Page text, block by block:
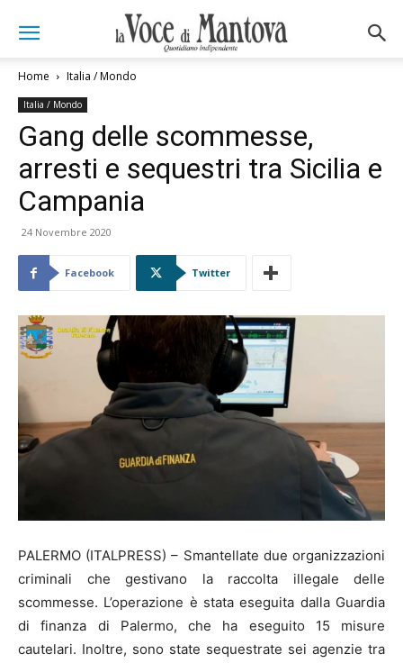
Home Italia / Mondo
Italia / Mondo
Gang delle scommesse,
arresti e sequestri tra Sicilia e
Campania
24 Novembre 2020
Facebook Twitter
PALERMO (ITALPRESS) – Smantellate due organizzazioni
criminali che gestivano la raccolta illegale delle
scommesse. L’operazione è stata eseguita dalla Guardia
di finanza di Palermo, che ha eseguito 15 misure
cautelari. Inoltre, sono state sequestrate sei agenzie tra